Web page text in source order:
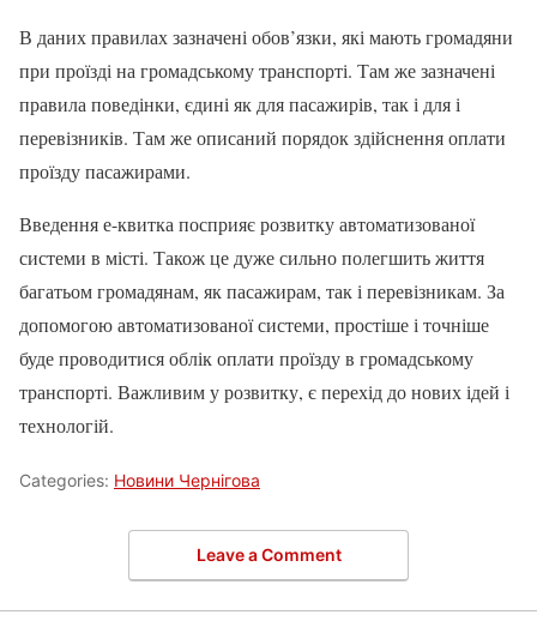
В даних правилах зазначені обов’язки, які мають громадяни
при проїзді на громадському транспорті. Там же зазначені
правила поведінки, єдині як для пасажирів, так і для і
перевізників. Там же описаний порядок здійснення оплати
проїзду пасажирами.
Введення е-квитка посприяє розвитку автоматизованої
системи в місті. Також це дуже сильно полегшить життя
багатьом громадянам, як пасажирам, так і перевізникам. За
допомогою автоматизованої системи, простіше і точніше
буде проводитися облік оплати проїзду в громадському
транспорті. Важливим у розвитку, є перехід до нових ідей і
технологій.
Categories: Новини Чернігова
Leave a Comment